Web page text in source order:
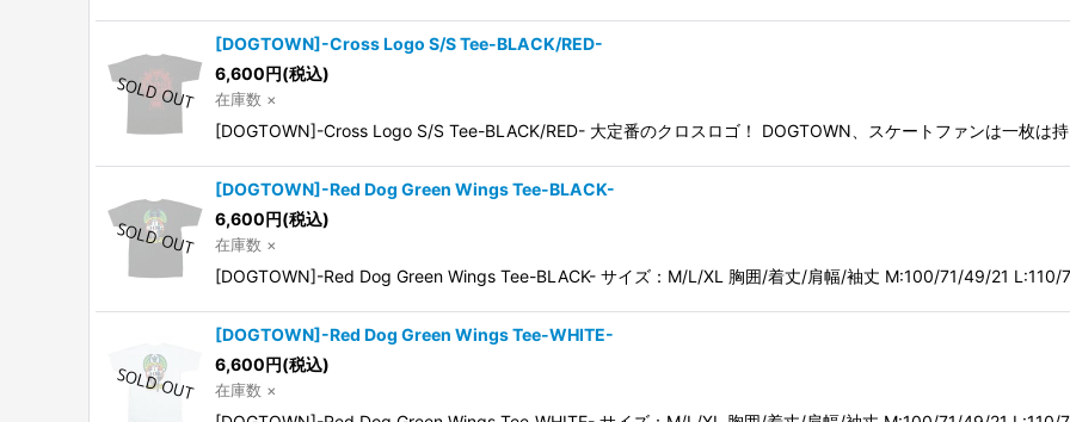
[DOGTOWN]-Cross Logo S/S Tee-BLACK/RED-
6,600円(税込)
在庫数 ×
[DOGTOWN]-Cross Logo S/S Tee-BLACK/RED- 大定番のクロスロゴ！ DOGTOWN、スケートファンは一枚は
[DOGTOWN]-Red Dog Green Wings Tee-BLACK-
6,600円(税込)
在庫数 ×
[DOGTOWN]-Red Dog Green Wings Tee-BLACK- サイズ：M/L/XL 胸囲/着丈/肩幅/袖丈 M:100/71/49/21
[DOGTOWN]-Red Dog Green Wings Tee-WHITE-
6,600円(税込)
在庫数 ×